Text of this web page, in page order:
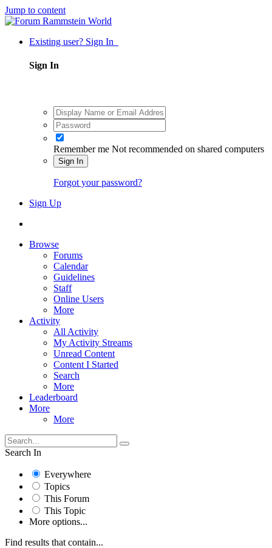
Jump to content
Existing user? Sign In
Sign In
Remember me Not recommended on shared computers
Sign In
Forgot your password?
Sign Up
Browse
Forums
Calendar
Guidelines
Staff
Online Users
More
Activity
All Activity
My Activity Streams
Unread Content
Content I Started
Search
More
Leaderboard
More
More
Search In
Everywhere
Topics
This Forum
This Topic
More options...
Find results that contain...